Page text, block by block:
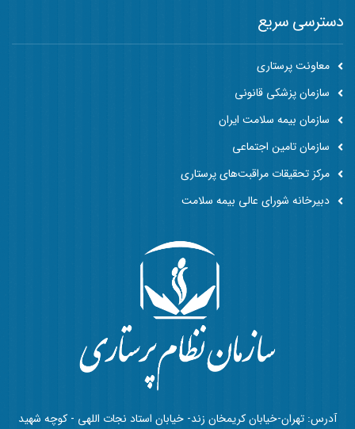
آدرس: تهران-خیابان کریمخان زند- خیابان استاد نجات اللهی - کوچه شهید
دسترسی سریع
معاونت پرستاری
سازمان پزشکی قانونی
سازمان بیمه سلامت ایران
سازمان تامین اجتماعی
مرکز تحقیقات مراقبت‌های پرستاری
دبیرخانه شورای عالی بیمه سلامت